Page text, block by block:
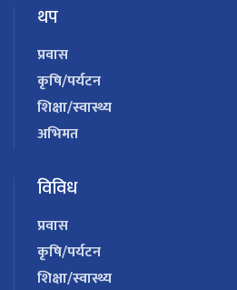
थप
प्रवास
कृषि/पर्यटन
शिक्षा/स्वास्थ्य
अभिमत
विविध
प्रवास
कृषि/पर्यटन
शिक्षा/स्वास्थ्य